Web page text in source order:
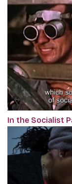
In the Socialist